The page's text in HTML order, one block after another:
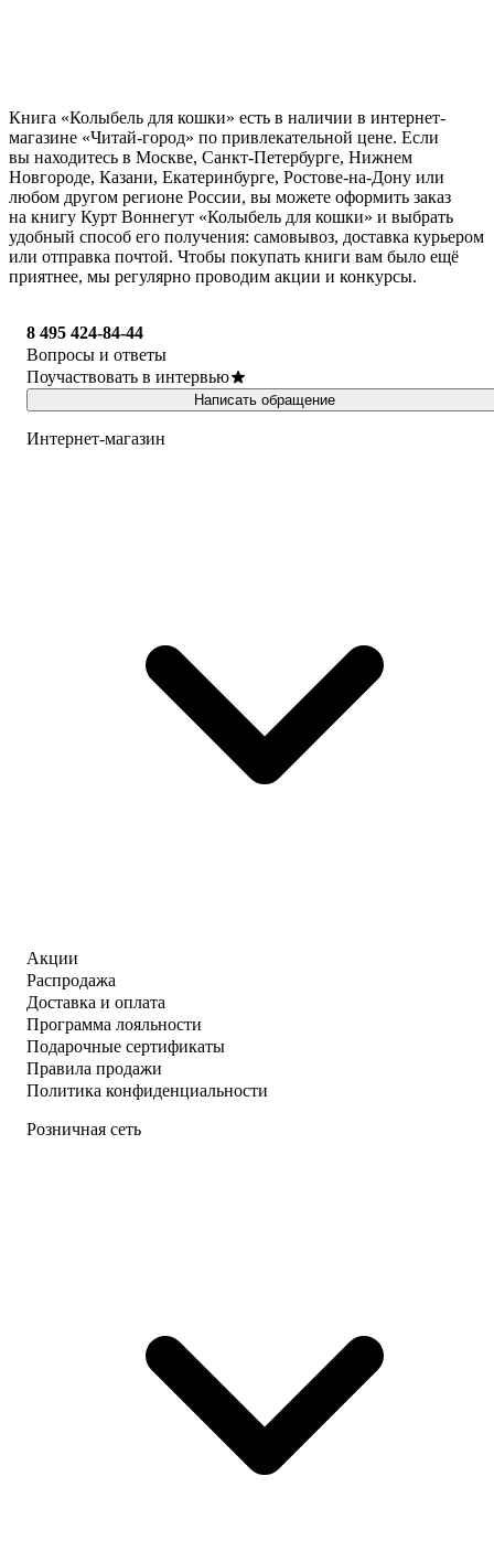
Книга «Колыбель для кошки» есть в наличии в интернет-
магазине «Читай-город» по привлекательной цене. Если
вы находитесь в Москве, Санкт-Петербурге, Нижнем
Новгороде, Казани, Екатеринбурге, Ростове-на-Дону или
любом другом регионе России, вы можете оформить заказ
на книгу Курт Воннегут «Колыбель для кошки» и выбрать
удобный способ его получения: самовывоз, доставка курьером
или отправка почтой. Чтобы покупать книги вам было ещё
приятнее, мы регулярно проводим акции и конкурсы.
8 495 424-84-44
Вопросы и ответы
Поучаствовать в интервью
Написать обращение
Интернет-магазин
Акции
Распродажа
Доставка и оплата
Программа лояльности
Подарочные сертификаты
Правила продажи
Политика конфиденциальности
Розничная сеть